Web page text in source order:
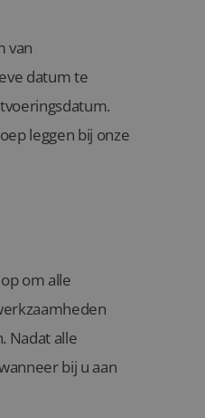
van
datum te
leggen bij onze
om alle
Nadat alle
bij u aan